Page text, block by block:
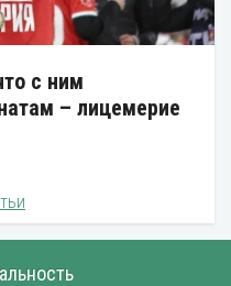
с ним
– лицемерие